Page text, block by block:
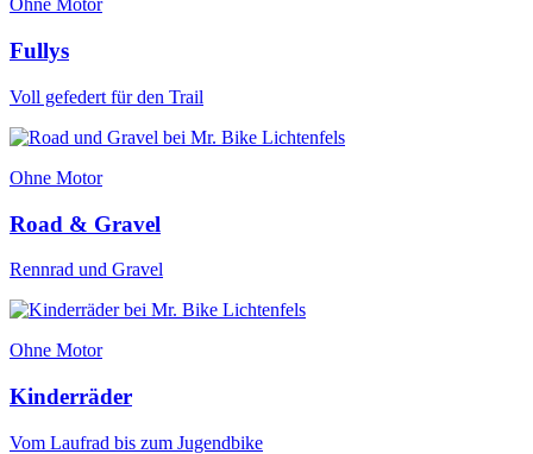
Ohne Motor
Fullys
Voll gefedert für den Trail
Ohne Motor
Road & Gravel
Rennrad und Gravel
Ohne Motor
Kinderräder
Vom Laufrad bis zum Jugendbike